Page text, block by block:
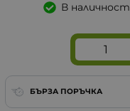
В наличност
БЪРЗА ПОРЪЧКА